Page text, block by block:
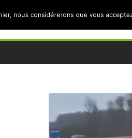
nous considérerons que vous